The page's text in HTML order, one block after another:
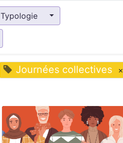
Typologie
Journées collectives ×